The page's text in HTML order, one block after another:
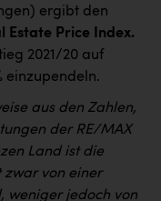
ergibt den
Estate Price Index.
2021/20 auf
einzupendeln.
aus den Zahlen,
der RE/MAX
Land ist die
zwar von einer
weniger jedoch von